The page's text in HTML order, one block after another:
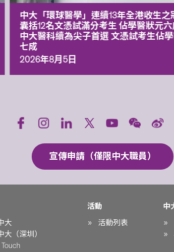
中大「環球醫學」連續13年全港收生之
囊括12名文憑試滿分考生 佔學醫狀元
中大醫科續為尖子首選 文憑試考生佔
七成
2026年8月5日
宣傳申請（僅限中大職員）
大
（深圳）
活動
活動列表
中